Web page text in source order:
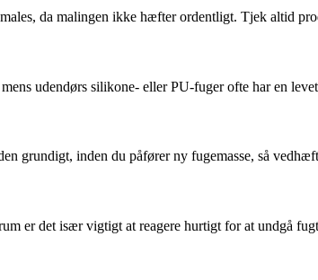
da malingen ikke hæfter ordentligt. Tjek altid
udendørs silikone- eller PU-fuger ofte har en
grundigt, inden du påfører ny fugemasse, så
er det især vigtigt at reagere hurtigt for at undgå